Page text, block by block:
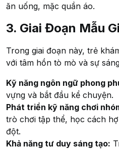
ăn uống, mặc quần áo.
3. Giai Đoạn Mẫu
Trong giai đoạn này, trẻ
với tâm hồn tò mò và sự
Kỹ năng ngôn ngữ phong
vựng và bắt đầu kể chuyện.
Phát triển kỹ năng chơi
trò chơi tập thể, học cách
đột.
Khả năng tư duy sáng tạo: